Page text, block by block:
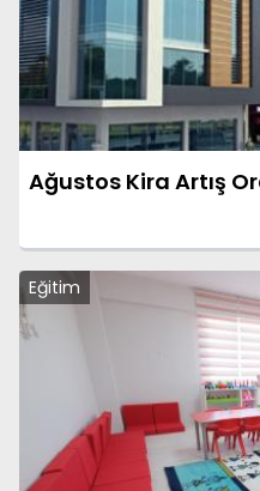
Ağustos Kira Artış
Eğitim